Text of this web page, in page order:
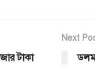
টাকা
Next